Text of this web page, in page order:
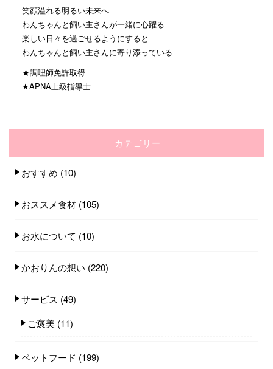
笑顔溢れる明るい未来へ
わんちゃんと飼い主さんが一緒に心躍る
楽しい日々を過ごせるようにすると
わんちゃんと飼い主さんに寄り添っている
★調理師免許取得
★APNA上級指導士
カテゴリー
おすすめ (10)
おススメ食材 (105)
お水について (10)
かおりんの想い (220)
サービス (49)
ご褒美 (11)
ペットフード (199)